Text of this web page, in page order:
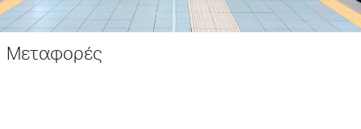
Μεταφορές